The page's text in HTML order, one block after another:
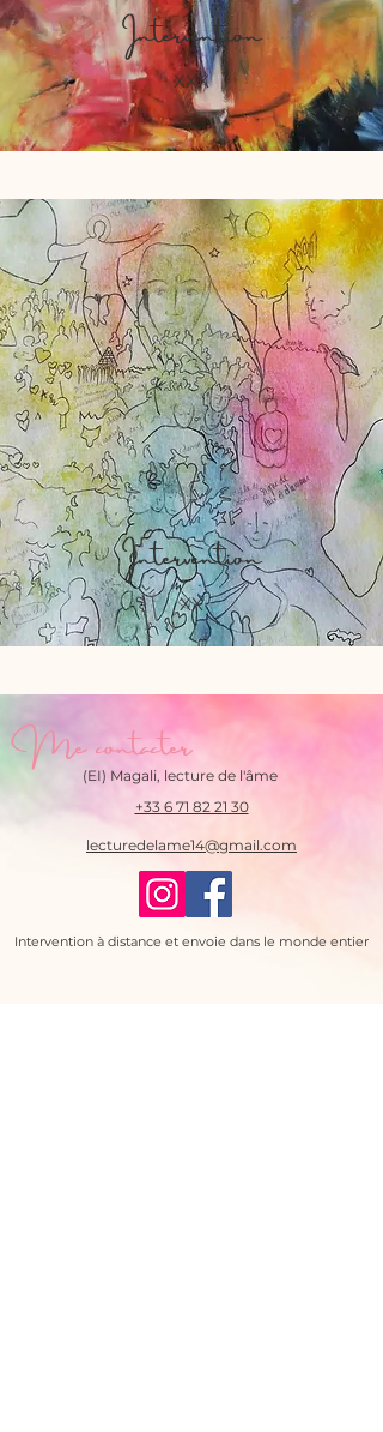
Intervention
XXX
Intervention
XX
Me contacter
+33 6 71 82 21 30
lecturedelame14@gmail.com
Intervention à distance et envoie dans le monde entier
(EI) Magali, lecture de l'âme